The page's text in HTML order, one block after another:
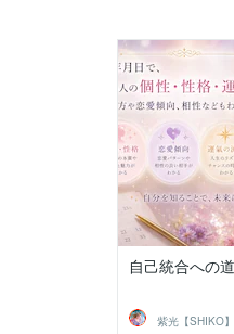
自己統合への